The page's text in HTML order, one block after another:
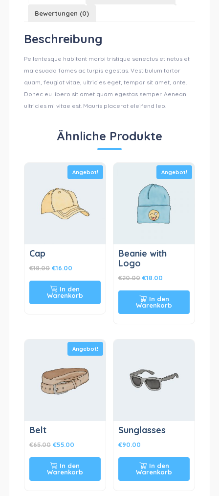
Bewertungen (0)
Beschreibung
Pellentesque habitant morbi tristique senectus et netus et
malesuada fames ac turpis egestas. Vestibulum tortor
quam, feugiat vitae, ultricies eget, tempor sit amet, ante.
Donec eu libero sit amet quam egestas semper. Aenean
ultricies mi vitae est. Mauris placerat eleifend leo.
Ähnliche Produkte
Angebot!
Cap
€18.00 €16.00
In den
Warenkorb
Angebot!
Beanie with
Logo
€20.00 €18.00
In den
Warenkorb
Angebot!
Belt
€65.00 €55.00
In den
Warenkorb
Sunglasses
€90.00
In den
Warenkorb